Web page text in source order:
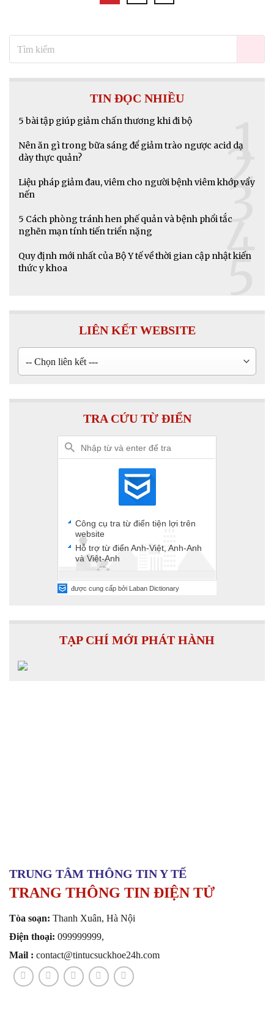
TIN ĐỌC NHIỀU
5 bài tập giúp giảm chấn thương khi đi bộ 1
Nên ăn gì trong bữa sáng để giảm trào ngược acid dạ
dày thực quản?
2
Liệu pháp giảm đau, viêm cho người bệnh viêm khớp vẩy
nến
3
5 Cách phòng tránh hen phế quản và bệnh phổi tắc
nghẽn mạn tính tiến triển nặng
4
Quy định mới nhất của Bộ Y tế về thời gian cập nhật kiến
thức y khoa
5
LIÊN KẾT WEBSITE
TRA CỨU TỪ ĐIỂN
TẠP CHÍ MỚI PHÁT HÀNH
TRUNG TÂM THÔNG TIN Y TẾ
TRANG THÔNG TIN ĐIỆN TỬ
Tòa soạn: Thanh Xuân, Hà Nội
Điện thoại: 099999999,
Mail : contact@tintucsuckhoe24h.com